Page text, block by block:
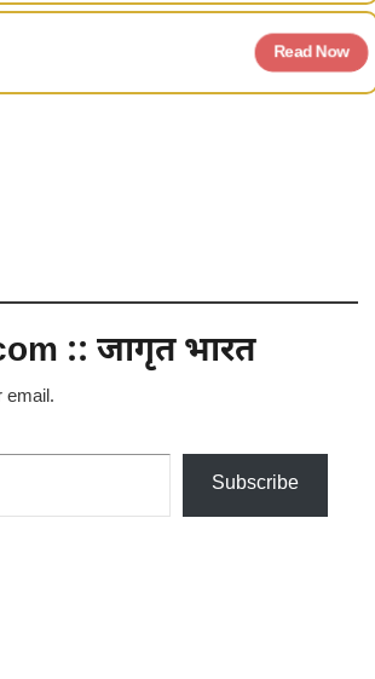
Read Now
:: जागृत भारत
email.
Subscribe